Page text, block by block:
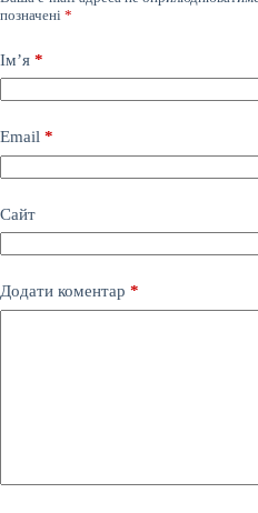
позначені *
Ім’я *
Email *
Сайт
Додати коментар *